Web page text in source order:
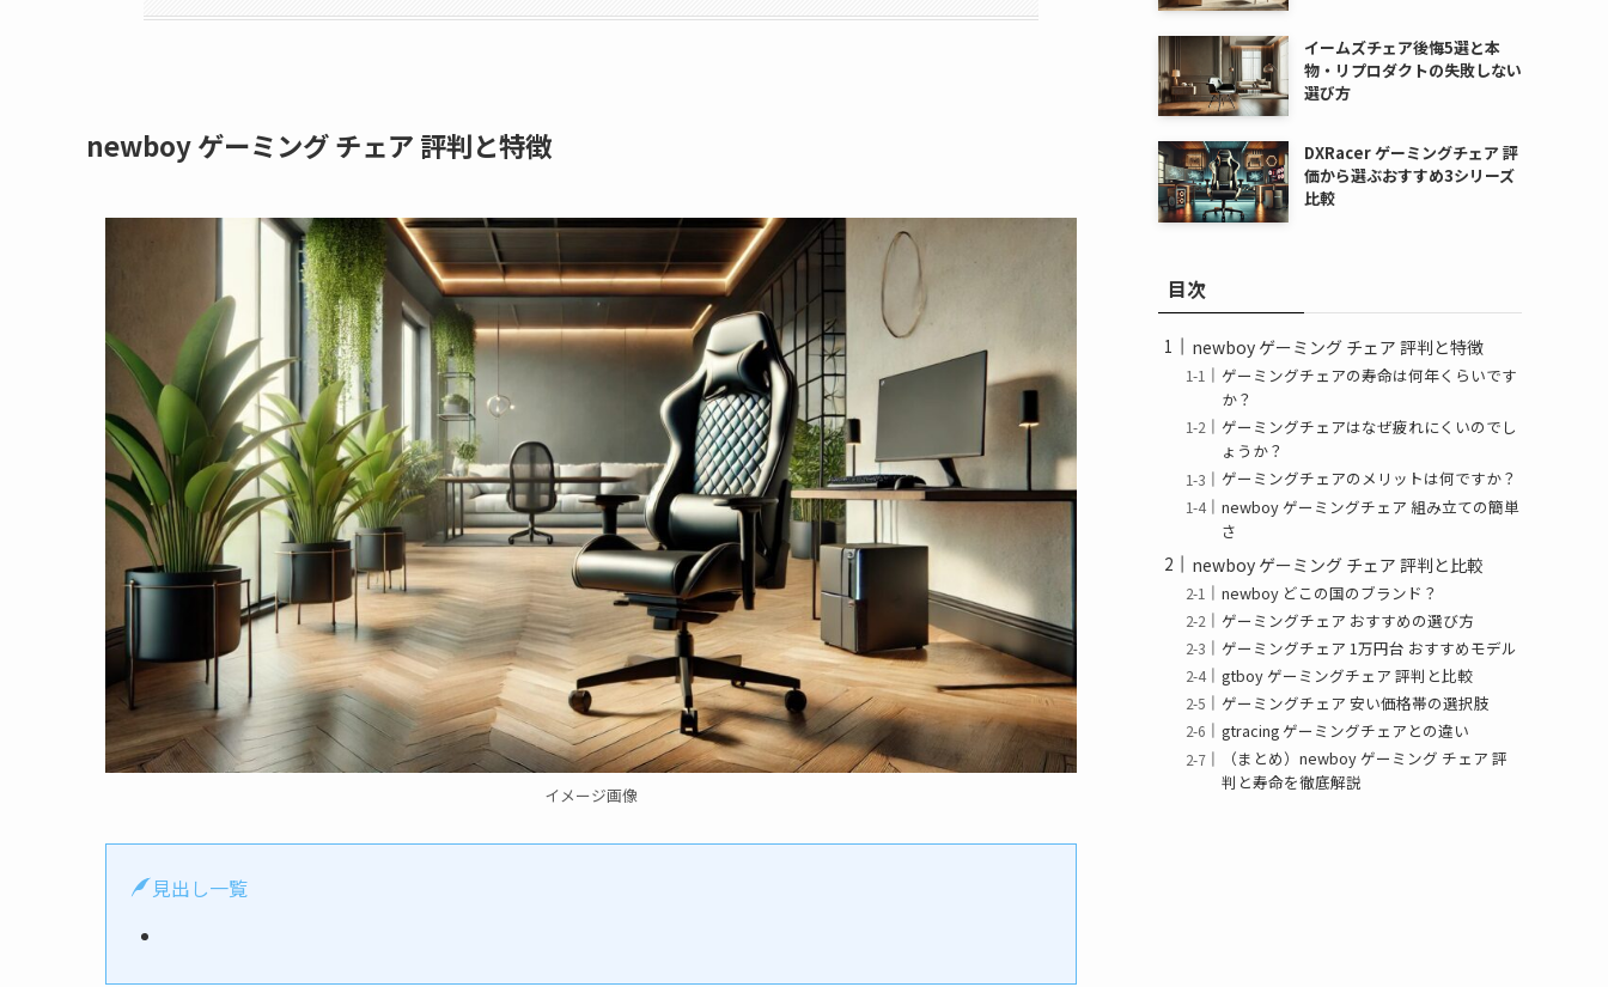
newboy ゲーミング チェア 評判と特徴
イメージ画像
見出し一覧
イームズチェア後悔5選と本
物・リプロダクトの失敗しない
選び方
DXRacer ゲーミングチェア 評
価から選ぶおすすめ3シリーズ
比較
目次
newboy ゲーミング チェア 評判と特徴
ゲーミングチェアの寿命は何年くらいです
か？
ゲーミングチェアはなぜ疲れにくいのでし
ょうか？
ゲーミングチェアのメリットは何ですか？
newboy ゲーミングチェア 組み立ての簡単
さ
newboy ゲーミング チェア 評判と比較
newboy どこの国のブランド？
ゲーミングチェア おすすめの選び方
ゲーミングチェア 1万円台 おすすめモデル
gtboy ゲーミングチェア 評判と比較
ゲーミングチェア 安い価格帯の選択肢
gtracing ゲーミングチェアとの違い
（まとめ）newboy ゲーミング チェア 評
判と寿命を徹底解説